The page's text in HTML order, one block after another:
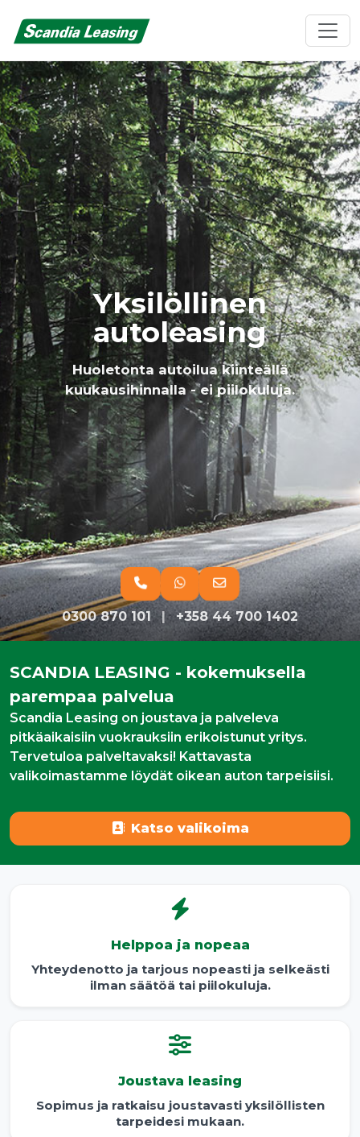
Yksilöllinen
autoleasing
Huoletonta autoilua kiinteällä
kuukausihinnalla - ei piilokuluja.
0300 870 101 | +358 44 700 1402
SCANDIA LEASING - kokemuksella
parempaa palvelua
Scandia Leasing on joustava ja palveleva
pitkäaikaisiin vuokrauksiin erikoistunut yritys.
Tervetuloa palveltavaksi! Kattavasta
valikoimastamme löydät oikean auton tarpeisiisi.
Katso valikoima
Helppoa ja nopeaa
Yhteydenotto ja tarjous nopeasti ja selkeästi
ilman säätöä tai piilokuluja.
Joustava leasing
Sopimus ja ratkaisu joustavasti yksilöllisten
tarpeidesi mukaan.